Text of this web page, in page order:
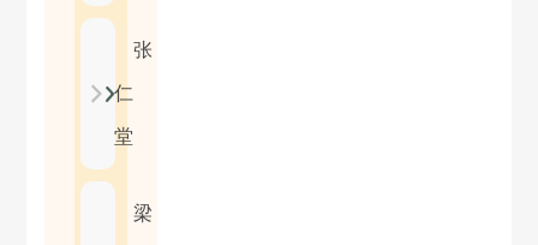
张
仁
堂
梁